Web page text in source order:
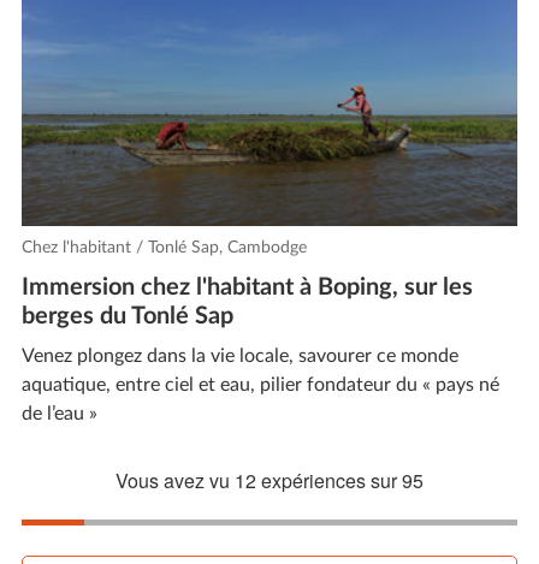
Chez l'habitant / Tonlé Sap, Cambodge
Immersion chez l'habitant à Boping, sur les
berges du Tonlé Sap
Venez plongez dans la vie locale, savourer ce monde
aquatique, entre ciel et eau, pilier fondateur du « pays né
de l’eau »
Vous avez vu 12expériences sur95